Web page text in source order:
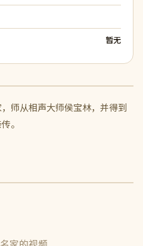
暂无
师从相声大师侯宝林，并得到
。